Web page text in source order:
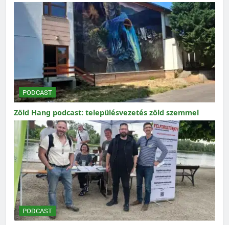
PODCAST
Zöld Hang podcast: településvezetés zöld szemmel
PODCAST